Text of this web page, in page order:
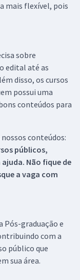
mais flexível, pois
sobre
edital até as
disso, os cursos
possui uma
conteúdos para
conteúdos:
públicos,
Não fique de
a vaga com
Pós-graduação e
com a
público que
sua área.